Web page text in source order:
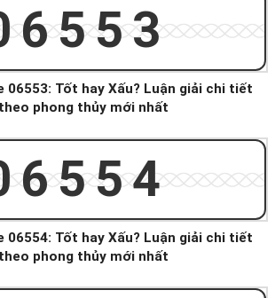
06553: Tốt hay Xấu? Luận giải chi tiết
phong thủy mới nhất
06554: Tốt hay Xấu? Luận giải chi tiết
phong thủy mới nhất